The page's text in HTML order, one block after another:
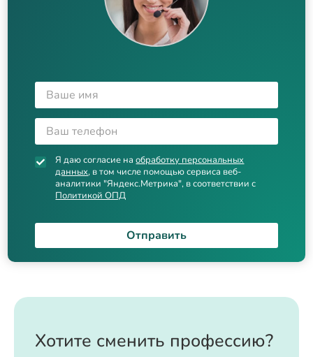
Я даю согласие наобработку персональных
данных, в том числе помощью сервиса веб-
аналитики "Яндекс.Метрика", в соответствии с
Политикой ОПД
Отправить
Хотите сменить профессию?